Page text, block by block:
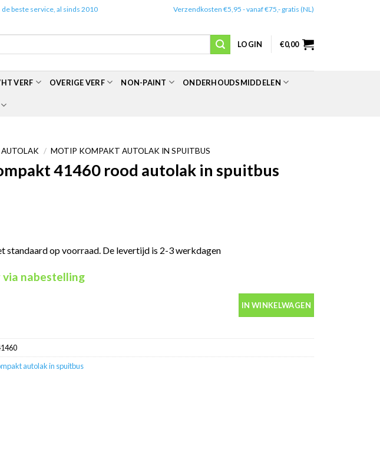
de beste service, al sinds 2010 Verzendkosten €5,95 - vanaf €75,- gratis (NL)
LOGIN €0,00
VERF OVERIGE VERF NON-PAINT ONDERHOUDSMIDDELEN
AUTOLAK / MOTIP KOMPAKT AUTOLAK IN SPUITBUS
41460 rood autolak in spuitbus
standaard op voorraad. De levertijd is 2-3 werkdagen
via nabestelling
IN WINKELWAGEN
autolak in spuitbus